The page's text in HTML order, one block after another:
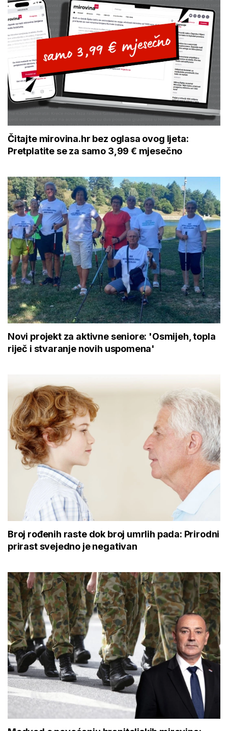
Čitajte mirovina.hr bez oglasa ovog ljeta:
Pretplatite se za samo 3,99 € mjesečno
Novi projekt za aktivne seniore: 'Osmijeh, topla
riječ i stvaranje novih uspomena'
Broj rođenih raste dok broj umrlih pada: Prirodni
prirast svejedno je negativan